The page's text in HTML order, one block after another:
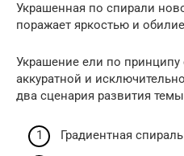
Украшенная по спирали
поражает яркостью и
Украшение ели по принципу
аккуратной и
два сценария развития
Градиентная